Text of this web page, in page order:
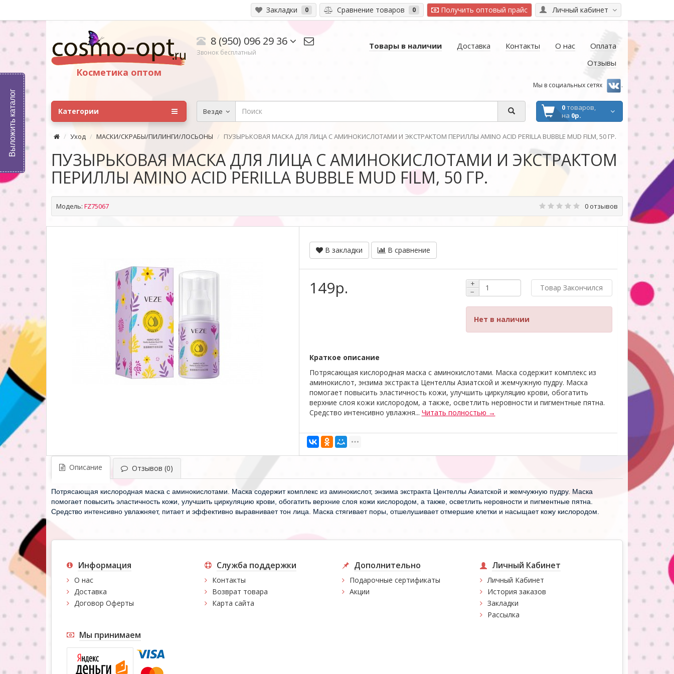
Личный кабинет
Закладки 0 Сравнение товаров 0 Получить оптовый прайс
Косметика оптом
8 (950) 096 29 36
Звонок бесплатный
Товары в наличии Доставка Контакты О нас
Оплата
Отзывы
Мы в социальных сетях .
Везде 0товаров,
на 0р.
Категории
Уход МАСКИ/СКРАБЫ/ПИЛИНГИ/ЛОСЬОНЫ ПУЗЫРЬКОВАЯ МАСКА ДЛЯ ЛИЦА С АМИНОКИСЛОТАМИ И ЭКСТРАКТОМ ПЕРИЛЛЫ AMINO ACID PERILLA BUBBLE MUD FILM, 50 ГР.
ПУЗЫРЬКОВАЯ МАСКА ДЛЯ ЛИЦА С АМИНОКИСЛОТАМИ И ЭКСТРАКТОМ
ПЕРИЛЛЫ AMINO ACID PERILLA BUBBLE MUD FILM, 50 ГР.
Модель: FZ75067 0 отзывов
В закладки В сравнение
149р.
+
−
Товар Закончился
Нет в наличии
Краткое описание
Потрясающая кислородная маска с аминокислотами. Маска содержит комплекс из
аминокислот, энзима экстракта Центеллы Азиатской и жемчужную пудру. Маска
помогает повысить эластичность кожи, улучшить циркуляцию крови, обогатить
верхние слоя кожи кислородом, а также, осветлить неровности и пигментные пятна.
Средство интенсивно увлажня... Читать полностью →
Описание Отзывов (0)
Потрясающая кислородная маска с аминокислотами. Маска содержит комплекс из аминокислот, энзима экстракта Центеллы Азиатской и жемчужную пудру. Маска
помогает повысить эластичность кожи, улучшить циркуляцию крови, обогатить верхние слоя кожи кислородом, а также, осветлить неровности и пигментные пятна.
Средство интенсивно увлажняет, питает и эффективно выравнивает тон лица. Маска стягивает поры, отшелушивает отмершие клетки и насыщает кожу кислородом.
Информация
О нас
Доставка
Договор Оферты
Служба поддержки
Контакты
Возврат товара
Карта сайта
Дополнительно
Подарочные сертификаты
Акции
Личный Кабинет
Личный Кабинет
История заказов
Закладки
Рассылка
Мы принимаем
Выложить каталог